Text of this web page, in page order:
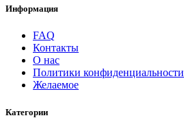
Информация
FAQ
Контакты
О нас
Политики конфиденциальности
Желаемое
Категории